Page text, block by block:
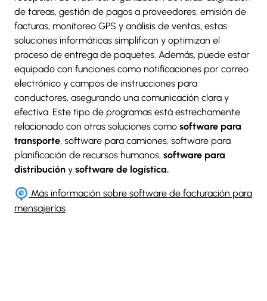
de tareas, gestión de pagos a proveedores, emisión de
facturas, monitoreo GPS y análisis de ventas, estas
soluciones informáticas simplifican y optimizan el
proceso de entrega de paquetes. Además, puede estar
equipado con funciones como notificaciones por correo
electrónico y campos de instrucciones para
conductores, asegurando una comunicación clara y
efectiva. Este tipo de programas está estrechamente
relacionado con otras soluciones como software para
transporte, software para camiones, software para
planificación de recursos humanos, software para
distribución y software de logística.
Más información sobre software de facturación para
mensajerías